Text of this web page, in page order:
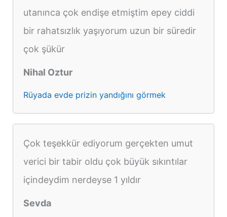
utanınca çok endişe etmiştim epey ciddi
bir rahatsızlık yaşıyorum uzun bir süredir
çok şükür
Nihal Oztur
Rüyada evde prizin yandığını görmek
Çok teşekkür ediyorum gerçekten umut
verici bir tabir oldu çok büyük sıkıntılar
içindeydim nerdeyse 1 yıldır
Sevda